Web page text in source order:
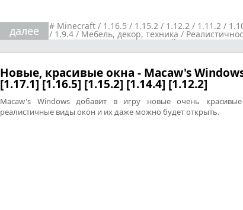
далее # Minecraft/ 1.16.5 / 1.15.2/ 1.12.2/ 1.11.2/
/ 1.9.4/ Мебель, декор, техника /
/Броня/Новый год
Новые, красивые окна - Macaw's
[1.17.1] [1.16.5] [1.15.2] [1.14.4] [1.12.2]
Macaw's Windows добавит в игру новые очень
реалистичные виды окон и их даже можно будет открыть.